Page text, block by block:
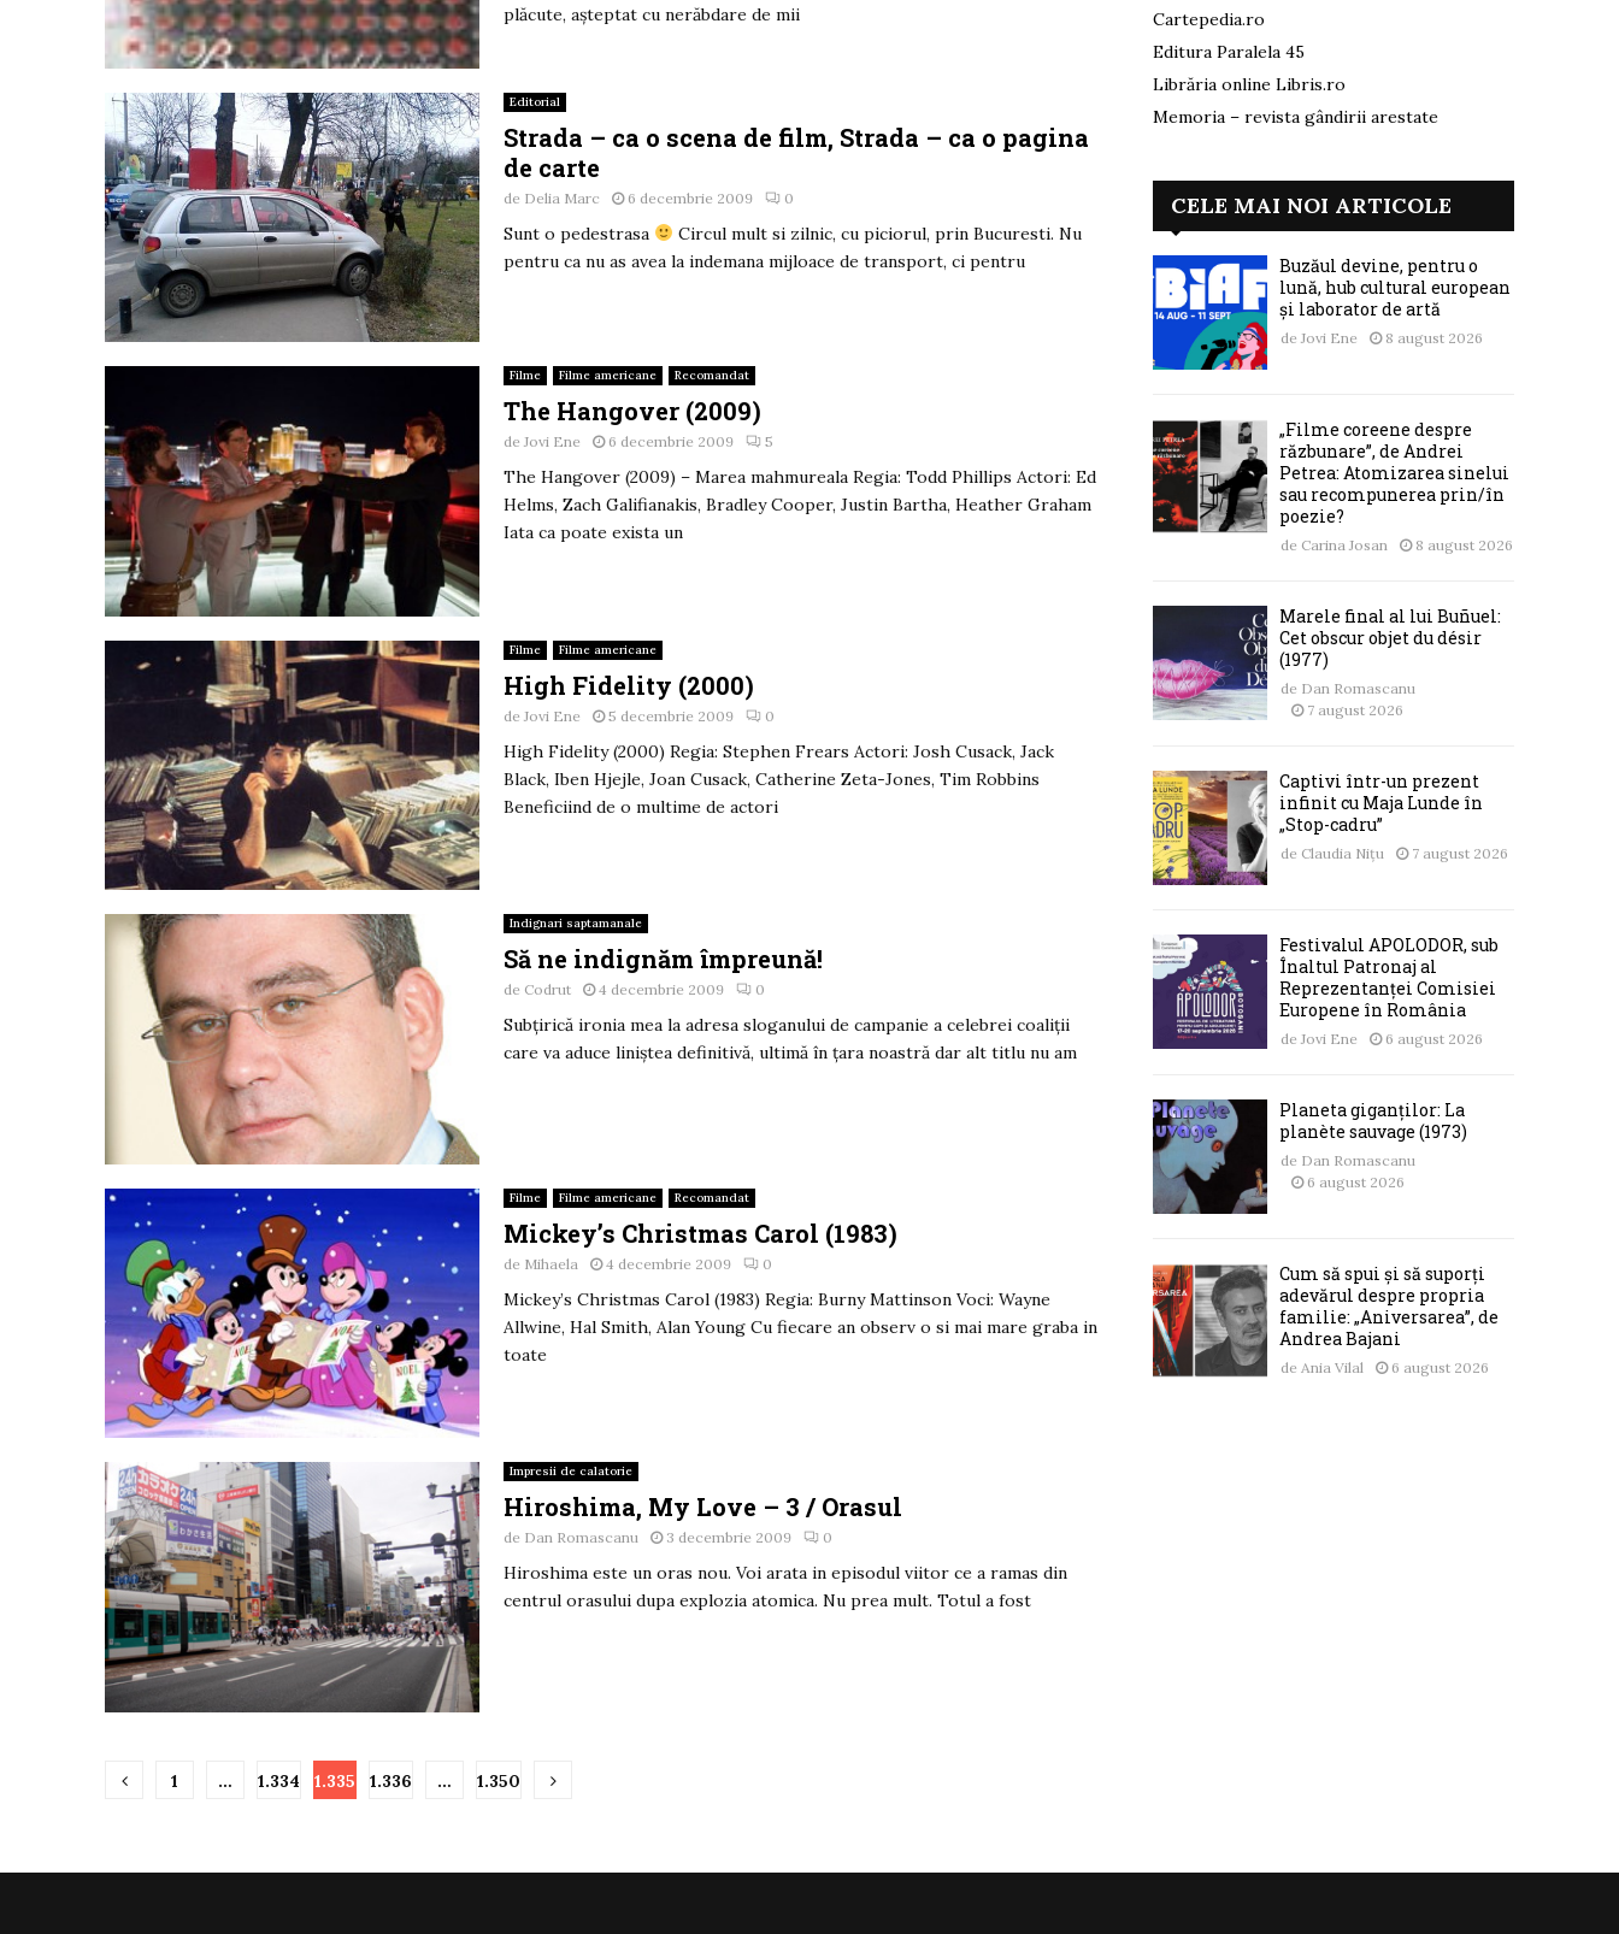
plăcute, aşteptat cu nerăbdare de mii
Editorial
Strada – ca o scena de film, Strada – ca o pagina
de carte
de Delia Marc 6 decembrie 2009 0
Sunt o pedestrasa
Circul mult si zilnic, cu piciorul, prin Bucuresti. Nu
pentru ca nu as avea la indemana mijloace de transport, ci pentru
Filme Filme americane Recomandat
The Hangover (2009)
deJovi Ene 6 decembrie 2009 5
The Hangover (2009) – Marea mahmureala Regia: Todd Phillips Actori: Ed
Helms, Zach Galifianakis, Bradley Cooper, Justin Bartha, Heather Graham
Iata ca poate exista un
Filme Filme americane
High Fidelity (2000)
de Jovi Ene 5 decembrie 2009 0
High Fidelity (2000) Regia: Stephen Frears Actori: Josh Cusack, Jack
Black, Iben Hjejle, Joan Cusack, Catherine Zeta-Jones, Tim Robbins
Beneficiind de o multime de actori
Indignari saptamanale
Să ne indignăm împreună!
de Codrut 4 decembrie 2009 0
Subţirică ironia mea la adresa sloganului de campanie a celebrei coaliţii
care va aduce liniştea definitivă, ultimă în ţara noastră dar alt titlu nu am
Filme Filme americane Recomandat
Mickey’s Christmas Carol (1983)
de Mihaela 4 decembrie 2009 0
Mickey’s Christmas Carol (1983) Regia: Burny Mattinson Voci: Wayne
Allwine, Hal Smith, Alan Young Cu fiecare an observ o si mai mare graba in
toate
Impresii de calatorie
Hiroshima, My Love – 3 / Orasul
de Dan Romascanu 3 decembrie 2009 0
Hiroshima este un oras nou. Voi arata in episodul viitor ce a ramas din
centrul orasului dupa explozia atomica. Nu prea mult. Totul a fost
Paginație
1 … 1.334 1.335 1.336 … 1.350
Cartepedia.ro
Editura Paralela 45
Librăria online Libris.ro
Memoria – revista gândirii arestate
CELE MAI NOI ARTICOLE
Buzăul devine, pentru o
lună, hub cultural european
și laborator de artă
de Jovi Ene 8 august 2026
„Filme coreene despre
răzbunare”, de Andrei
Petrea: Atomizarea sinelui
sau recompunerea prin/în
poezie?
de Carina Josan 8 august 2026
Marele final al lui Buñuel:
Cet obscur objet du désir
(1977)
de Dan Romascanu
7 august 2026
Captivi într-un prezent
infinit cu Maja Lunde în
„Stop-cadru”
de Claudia Nițu 7 august 2026
Festivalul APOLODOR, sub
Înaltul Patronaj al
Reprezentanței Comisiei
Europene în România
de Jovi Ene 6 august 2026
Planeta giganților: La
planète sauvage (1973)
de Dan Romascanu
6 august 2026
Cum să spui și să suporți
adevărul despre propria
familie: „Aniversarea”, de
Andrea Bajani
de Ania Vilal 6 august 2026